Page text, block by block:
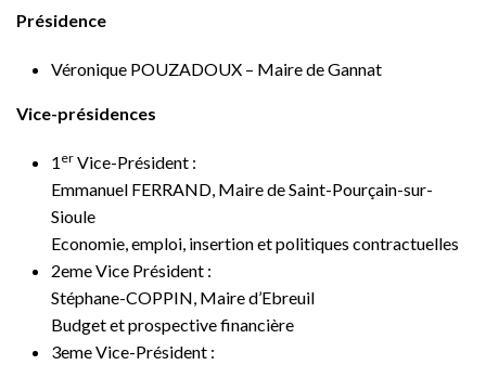
Présidence
Véronique POUZADOUX – Maire de Gannat
Vice-présidences
1 er Vice-Président :
Emmanuel FERRAND, Maire de Saint-Pourçain-sur-
Sioule
Economie, emploi, insertion et politiques contractuelles
2eme Vice Président :
Stéphane-COPPIN, Maire d’Ebreuil
Budget et prospective financière
3eme Vice-Président :